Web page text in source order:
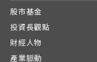
股市基金
投資長觀點
財經人物
產業脈動